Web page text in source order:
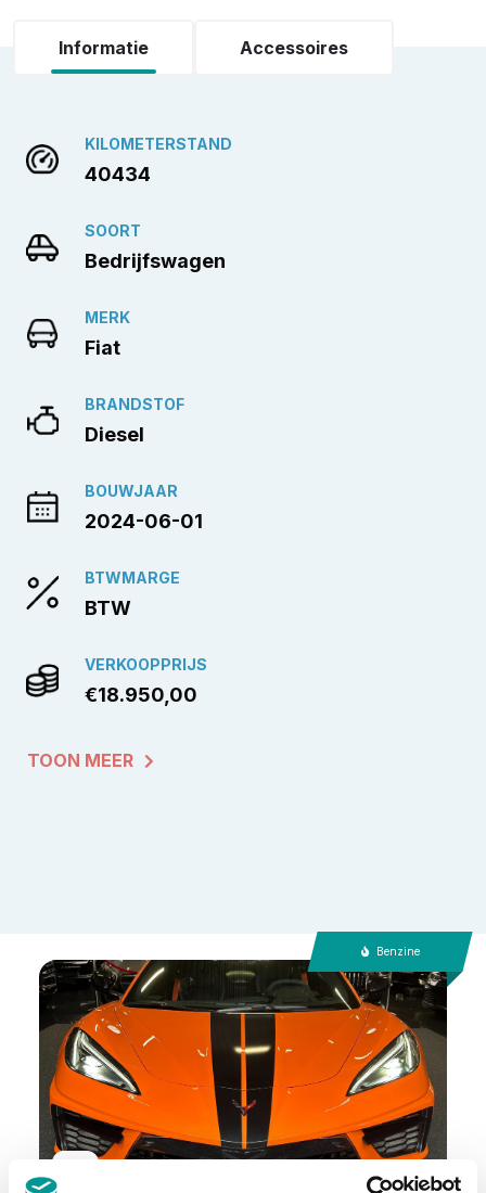
Informatie Accessoires
KILOMETERSTAND
40434
SOORT
Bedrijfswagen
MERK
Fiat
BRANDSTOF
Diesel
BOUWJAAR
2024-06-01
BTWMARGE
BTW
VERKOOPPRIJS
€18.950,00
TOON MEER
Benzine